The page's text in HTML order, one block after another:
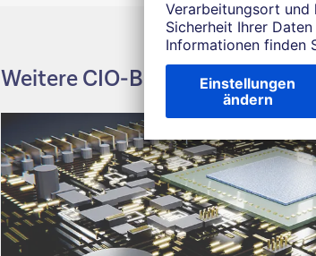
Weitere CIO-Beiträge